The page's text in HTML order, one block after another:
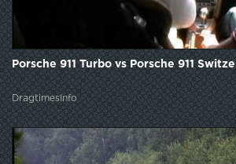
Porsche 911 Turbo vs Porsche 911
DragtimesInfo